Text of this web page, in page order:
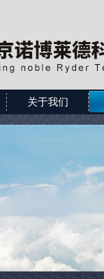
关于我们